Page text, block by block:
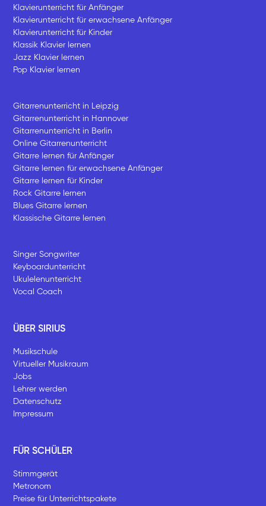
Klavierunterricht für Anfänger
Klavierunterricht für erwachsene Anfänger
Klavierunterricht für Kinder
Klassik Klavier lernen
Jazz Klavier lernen
Pop Klavier lernen
Gitarrenunterricht in Leipzig
Gitarrenunterricht in Hannover
Gitarrenunterricht in Berlin
Online Gitarrenunterricht
Gitarre lernen für Anfänger
Gitarre lernen für erwachsene Anfänger
Gitarre lernen für Kinder
Rock Gitarre lernen
Blues Gitarre lernen
Klassische Gitarre lernen
Singer Songwriter
Keyboardunterricht
Ukulelenunterricht
Vocal Coach
ÜBER SIRIUS
Musikschule
Virtueller Musikraum
Jobs
Lehrer werden
Datenschutz
Impressum
FÜR SCHÜLER
Stimmgerät
Metronom
Preise für Unterrichtspakete